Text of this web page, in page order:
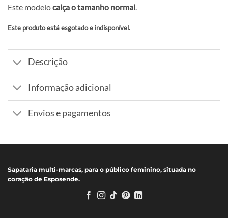
Este modelocalça o tamanho normal.
Este produto está esgotado e indisponível.
Alternative:
Descrição
Informação adicional
Envios e pagamentos
Sapataria multi-marcas, para o público feminino, situada no
coração de Esposende.